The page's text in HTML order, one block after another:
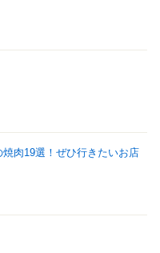
肉19選！ぜひ行きたいお店